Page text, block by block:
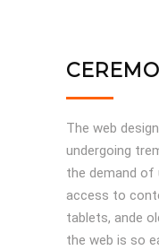
The web
undergoing
the demand of
access to
tablets, ande
the web is so